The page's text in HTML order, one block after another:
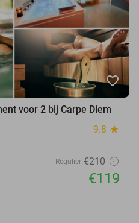
favorite_border
voor 2 bij Carpe Diem
9.8 star
Regulier €210
€119